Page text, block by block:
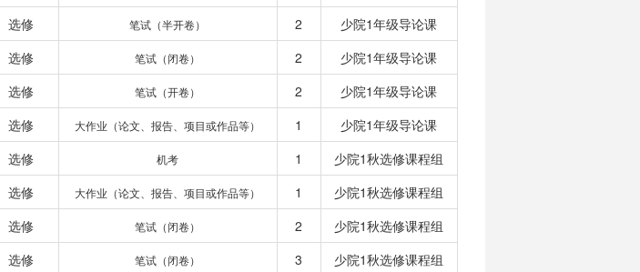
选修 笔试（半开卷） 2
少院1年级导论课
选修 笔试（闭卷） 2
少院1年级导论课
选修 笔试（开卷） 2
少院1年级导论课
选修 大作业（论文、报告、项目或作品等） 1
少院1年级导论课
选修 机考 1
少院1秋选修课程组
选修 大作业（论文、报告、项目或作品等） 1
少院1秋选修课程组
选修 笔试（闭卷） 2
少院1秋选修课程组
选修 笔试（闭卷） 3
少院1秋选修课程组